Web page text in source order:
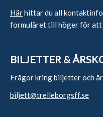
Härhittar du all
formuläret till höger för att
BILJETTER &
Frågor kring biljetter och
biljett@trelleborgsff.se